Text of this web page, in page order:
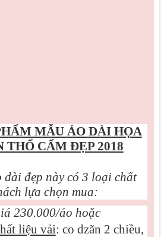
MẪU ÁO DÀI HỌA
THỔ CẨM ĐẸP 2018
dài đẹp này có 3 loại chất
lựa chọn mua:
230.000/áo hoặc
liệu vải: co dzãn 2 chiều,